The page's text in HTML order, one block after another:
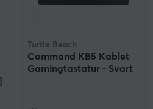
Turtle Beach
Command KB5 Kablet
Gamingtastatur - Svart